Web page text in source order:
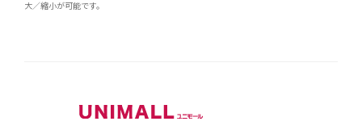
大／縮小が可能です。